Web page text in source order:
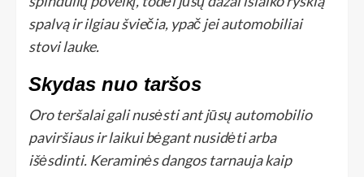
spalvą ir ilgiau šviečia, ypač jei automobiliai
stovi lauke.
Skydas nuo taršos
Oro teršalai gali nusėsti ant jūsų automobilio
paviršiaus ir laikui bėgant nusidėti arba
išėsdinti. Keraminės dangos tarnauja kaip